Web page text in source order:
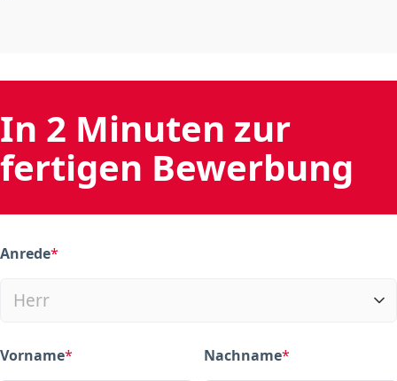
In 2 Minuten zur
fertigen Bewerbung
Anrede*
(required)
Vorname*
(required) Nachname*
(required)